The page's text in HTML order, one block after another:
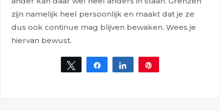
zijn namelijk heel persoonlijk en maakt dat je ze
dus ook continue mag blijven bewaken. Wees je
hiervan bewust.
Tweet Share Share